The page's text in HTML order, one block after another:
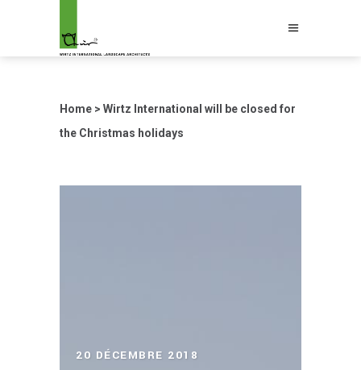
Home > Wirtz International will be closed for
the Christmas holidays
20 DÉCEMBRE 2018